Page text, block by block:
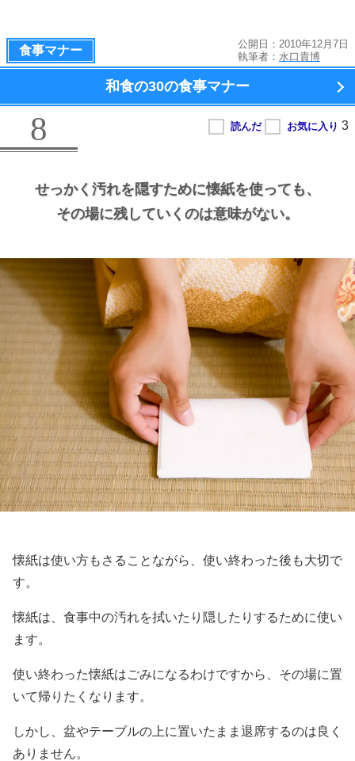
食事マナー
公開日：2010年12月7日
執筆者： 水口貴博
和食の30の食事マナー
8
せっかく汚れを隠すために懐紙を使っても、
その場に残していくのは意味がない。
懐紙は使い方もさることながら、使い終わった後も大切で
す。
懐紙は、食事中の汚れを拭いたり隠したりするために使い
ます。
使い終わった懐紙はごみになるわけですから、その場に置
いて帰りたくなります。
しかし、盆やテーブルの上に置いたまま退席するのは良く
ありません。